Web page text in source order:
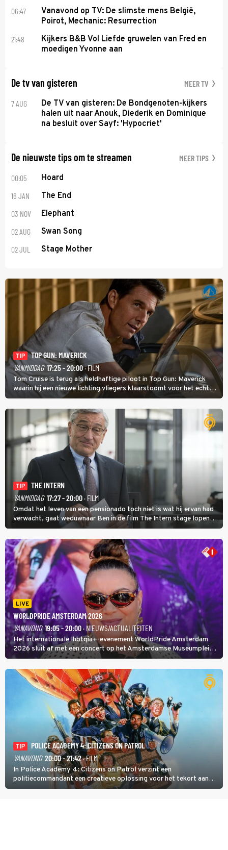
06:47
Vanavond op TV: De slimste mens België,
Poirot, Mechanic: Resurrection
21:48
Kijkers B&B Vol Liefde gruwelen van Fred en
moedigen Yvonne aan
De tv van gisteren MEER TV
7 AUG
De TV van gisteren: De Bondgenoten-kijkers
halen uit naar Anouk, Diederik en Dominique
na besluit over Sayf: 'Hypocriet'
De nieuwste tips om te streamen MEER TIPS
00:05 Hoard
16 JAN The End
03 NOV Elephant
02 AUG Swan Song
02 JUL Stage Mother
TIP
TOP GUN: MAVERICK
VANMIDDAG 17:25 - 20:00· FILM
Tom Cruise is terug als heldhaftige piloot in Top Gun: Maverick
waarin hij een nieuwe lichting vliegers klaarstoomt voor het echte
werk.
TIP
THE INTERN
VANMIDDAG 17:27 - 20:00· FILM
Omdat het leven van een pensionado toch niet is wat hij ervan had
verwacht, gaat weduwnaar Ben in de film The Intern stage lopen
bij de hippe webwinkel van Jules, wat een gouden zet blijkt te zijn.
LIVE
WORLDPRIDE AMSTERDAM 2026
VANAVOND 19:05 - 20:00· NIEUWS/ACTUALITEITEN
Het internationale lhbtqia+-evenement WorldPride Amsterdam
2026 sluit af met een concert op het Amsterdamse Museumplein.
Anita Doth is een van de optredende artiesten. In de jaren 90
veroverde ze de wereld als zangeres van 2Unlimited.
TIP
POLICE ACADEMY 4: CITIZENS ON PATROL
VANAVOND 20:00 - 21:42· FILM
In Police Academy 4: Citizens on Patrol verzint een
politiecommandant een creatieve oplossing voor het tekort aan
agenten.